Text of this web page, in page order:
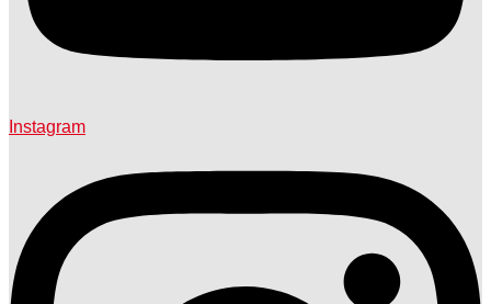
Instagram